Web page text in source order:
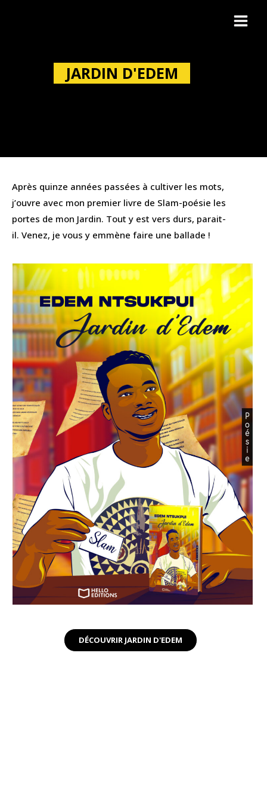
JARDIN D'EDEM
DÉCOUVRIR JARDIN D'EDEM
Après quinze années passées à cultiver les mots,
j’ouvre avec mon premier livre de Slam-poésie les
portes de mon Jardin. Tout y est vers durs, parait-
il. Venez, je vous y emmène faire une ballade !